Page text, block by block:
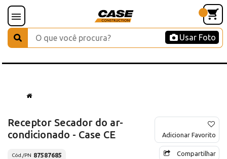
Usar Foto
Receptor Secador do ar-
condicionado - Case CE
Cód./PN 87587685
Adicionar Favorito
Compartilhar